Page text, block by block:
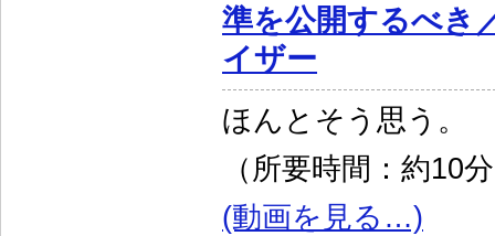
準を公開するべき
イザー
ほんとそう思う。
（所要時間：約10
(動画を見る…)